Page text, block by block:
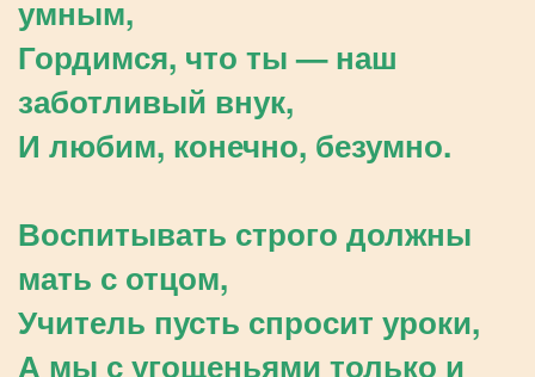
умным,
Гордимся, что ты — наш
заботливый внук,
И любим, конечно, безумно.
Воспитывать строго должны
мать с отцом,
Учитель пусть спросит уроки,
А мы с угощеньями только и